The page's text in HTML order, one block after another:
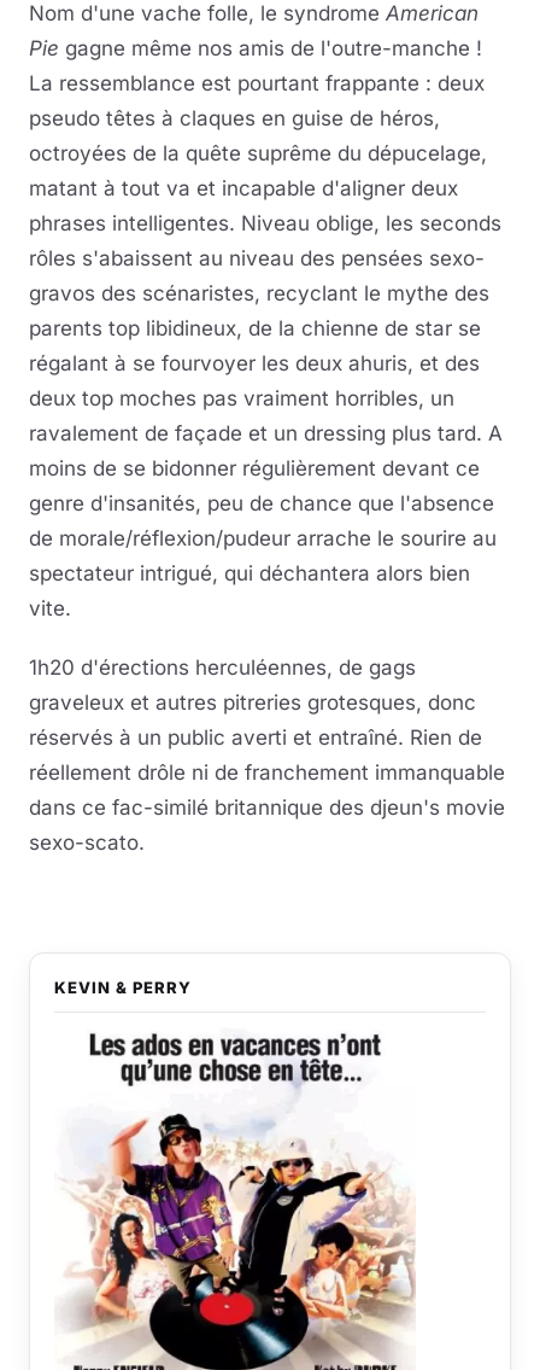
Nom d'une vache folle, le syndrome American
Pie gagne même nos amis de l'outre-manche !
La ressemblance est pourtant frappante : deux
pseudo têtes à claques en guise de héros,
octroyées de la quête suprême du dépucelage,
matant à tout va et incapable d'aligner deux
phrases intelligentes. Niveau oblige, les seconds
rôles s'abaissent au niveau des pensées sexo-
gravos des scénaristes, recyclant le mythe des
parents top libidineux, de la chienne de star se
régalant à se fourvoyer les deux ahuris, et des
deux top moches pas vraiment horribles, un
ravalement de façade et un dressing plus tard. A
moins de se bidonner régulièrement devant ce
genre d'insanités, peu de chance que l'absence
de morale/réflexion/pudeur arrache le sourire au
spectateur intrigué, qui déchantera alors bien
vite.
1h20 d'érections herculéennes, de gags
graveleux et autres pitreries grotesques, donc
réservés à un public averti et entraîné. Rien de
réellement drôle ni de franchement immanquable
dans ce fac-similé britannique des djeun's movie
sexo-scato.
KEVIN & PERRY